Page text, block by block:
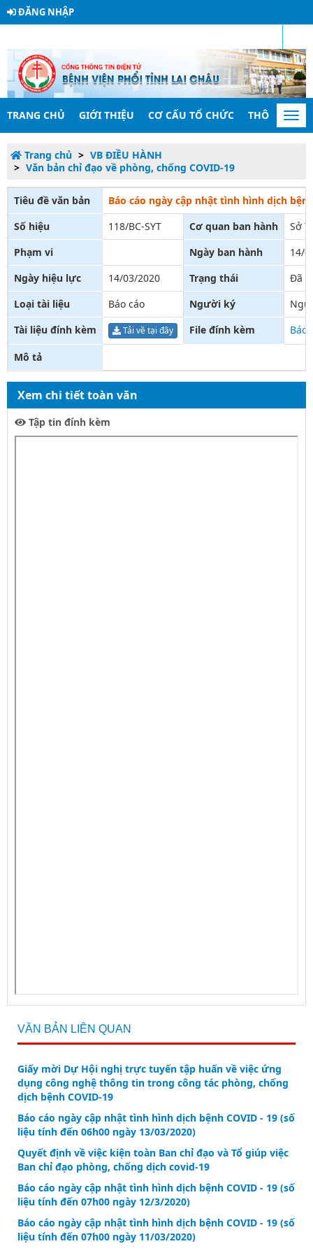
ĐĂNG NHẬP
TRANG CHỦ GIỚI THIỆU CƠ CẤU TỔ CHỨC THÔNG TIN
Trang chủ
VB ĐIỀU HÀNH
Văn bản chỉ đạo về phòng, chống COVID-19
Tiêu đề văn bản
Báo cáo ngày cập nhật tình hình dịch
Số hiệu
118/BC-SYT Cơ quan ban hành
Sở
Phạm vi
Ngày ban hành
14/
Ngày hiệu lực
14/03/2020 Trạng thái
Đã
Loại tài liệu
Báo cáo Người ký
Tài liệu đính kèm
Tải về tại đây File đính kèm Báo
Mô tả
Xem chi tiết toàn văn
Tập tin đính kèm
VĂN BẢN LIÊN QUAN
Giấy mời Dự Hội nghị trực tuyến tập huấn về việc ứng
dụng công nghệ thông tin trong công tác phòng, chống
dịch bệnh COVID-19
Báo cáo ngày cập nhật tình hình dịch bệnh COVID - 19 (số
liệu tính đến 06h00 ngày 13/03/2020)
Quyết định về việc kiện toàn Ban chỉ đạo và Tổ giúp việc
Ban chỉ đạo phòng, chống dịch covid-19
Báo cáo ngày cập nhật tình hình dịch bệnh COVID - 19 (số
liệu tính đến 07h00 ngày 12/3/2020)
Báo cáo ngày cập nhật tình hình dịch bệnh COVID - 19 (số
liệu tính đến 07h00 ngày 11/03/2020)